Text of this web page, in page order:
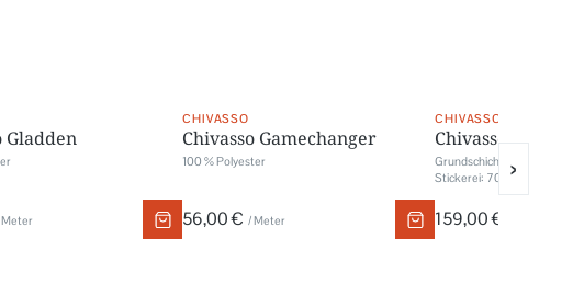
Gladden
CHIVASSO
Chivasso Gamechanger
100 % Polyester
56,00 € / Meter
CHIVASSO
Chivasso
Grundschicht: 60%
Stickerei: 70% Viskose,
159,00 €
›